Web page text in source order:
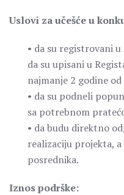
Uslovi za učešće u
• da su registrovani
da su upisani u
najmanje 2 godine
• da su podneli
sa potrebnom
• da budu direktno
realizaciju projekta,
posrednika.
Iznos podrške: